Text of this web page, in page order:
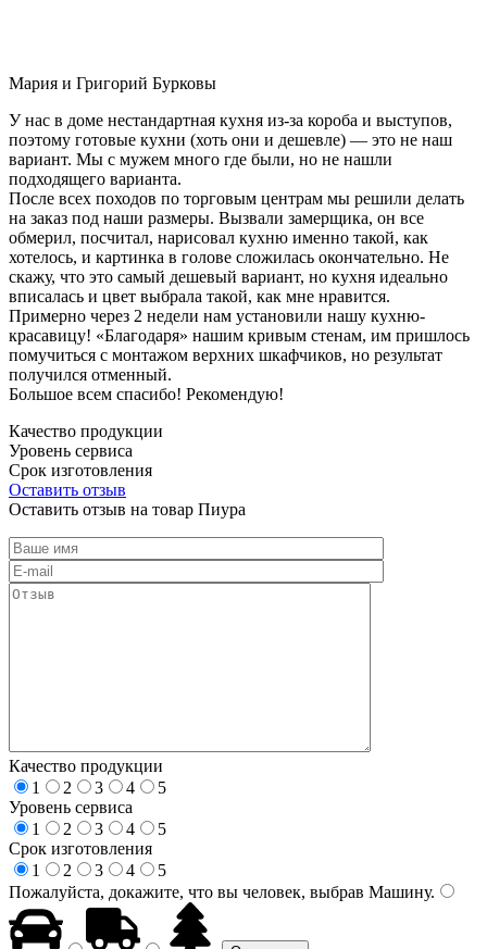
Мария и Григорий Бурковы
У нас в доме нестандартная кухня из-за короба и выступов,
поэтому готовые кухни (хоть они и дешевле) — это не наш
вариант. Мы с мужем много где были, но не нашли
подходящего варианта.
После всех походов по торговым центрам мы решили делать
на заказ под наши размеры. Вызвали замерщика, он все
обмерил, посчитал, нарисовал кухню именно такой, как
хотелось, и картинка в голове сложилась окончательно. Не
скажу, что это самый дешевый вариант, но кухня идеально
вписалась и цвет выбрала такой, как мне нравится.
Примерно через 2 недели нам установили нашу кухню-
красавицу! «Благодаря» нашим кривым стенам, им пришлось
помучиться с монтажом верхних шкафчиков, но результат
получился отменный.
Большое всем спасибо! Рекомендую!
Качество продукции
Уровень сервиса
Срок изготовления
Оставить отзыв
Оставить отзыв на товар Пиура
Качество продукции
1
2 3 4
5
Уровень сервиса
1
2 3 4
5
Срок изготовления
1
2 3 4
5
Пожалуйста, докажите, что вы человек, выбрав Машину.